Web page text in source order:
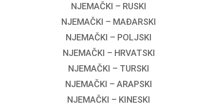
NJEMAČKI – RUSKI
NJEMAČKI – MAĐARSKI
NJEMAČKI – POLJSKI
NJEMAČKI – HRVATSKI
NJEMAČKI – TURSKI
NJEMAČKI – ARAPSKI
NJEMAČKI – KINESKI